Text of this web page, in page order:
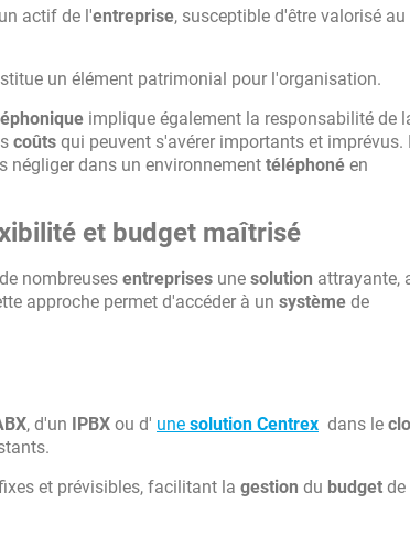
actif de l'entreprise, susceptible d'être valorisé au
un élément patrimonial pour l'organisation.
implique également la responsabilité de
coûts qui peuvent s'avérer importants et imprévus.
négliger dans un environnement téléphoné en
et budget maîtrisé
nombreuses entreprises une solution attrayante,
approche permet d'accéder à un système de
, d'un IPBX ou d' une solution Centrex dans le
et prévisibles, facilitant la gestion du budget de